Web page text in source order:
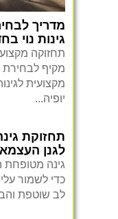
מדריך
גינות נוי
תחזוקה
מקיף לבחירת
מקצועית
יופיה...
תחזוקת
לגנן
גינה מטופחת
כדי לשמור
לב שוטפת